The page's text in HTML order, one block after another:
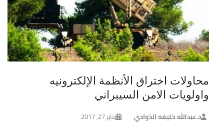
محاولات اختراق الأنظمة الإلكترونيه
واولويات الامن السيبراني
د.عبدالله خليفه الذوادي يناير 27, 2017